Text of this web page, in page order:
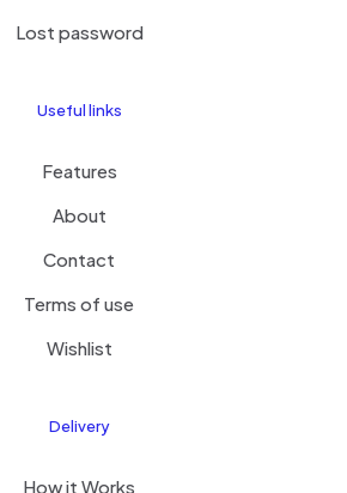
Lost password
Useful links
Features
About
Contact
Terms of use
Wishlist
Delivery
How it Works